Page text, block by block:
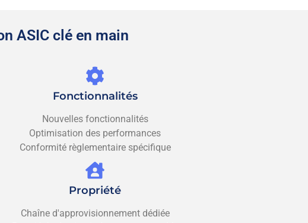
ASIC clé en main
Fonctionnalités
Nouvelles fonctionnalités
Optimisation des performances
Conformité règlementaire spécifique
Propriété
Chaîne d'approvisionnement dédiée